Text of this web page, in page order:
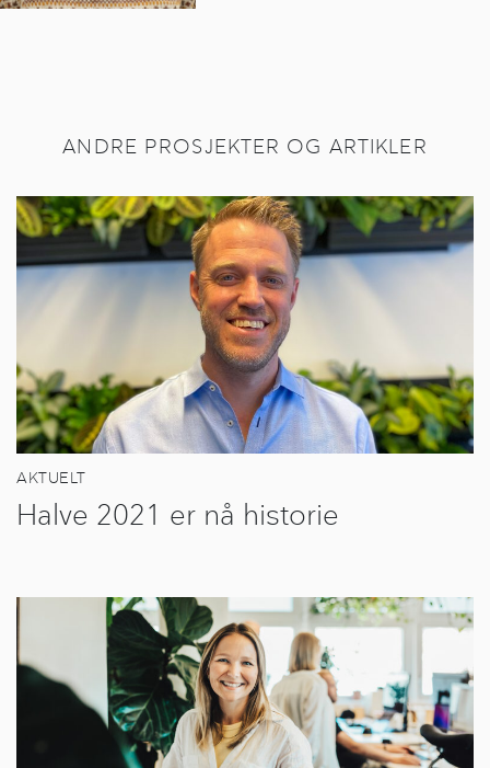
ANDRE PROSJEKTER OG ARTIKLER
AKTUELT
Halve 2021 er nå historie